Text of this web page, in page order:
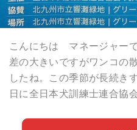
こんにちは マネージャー
差の大きいですがワンコの
したね。この季節が長続き
日に全日本犬訓練士連合